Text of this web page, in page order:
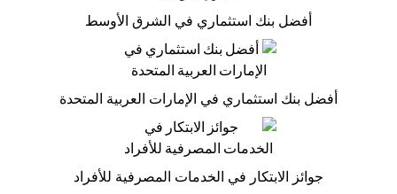
أفضل بنك استثماري في الشرق الأوسط
أفضل بنك استثماري في الإمارات العربية المتحدة
جوائز الابتكار في الخدمات المصرفية للأفراد